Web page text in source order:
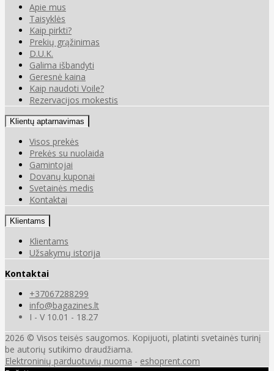
Apie mus
Taisyklės
Kaip pirkti?
Prekių grąžinimas
D.U.K.
Galima išbandyti
Geresnė kaina
Kaip naudoti Voile?
Rezervacijos mokestis
Klientų aptarnavimas
Visos prekės
Prekės su nuolaida
Gamintojai
Dovanų kuponai
Svetainės medis
Kontaktai
Klientams
Klientams
Užsakymų istorija
Kontaktai
+37067288299
info@bagazines.lt
I - V 10.01 - 18.27
2026 © Visos teisės saugomos. Kopijuoti, platinti svetainės turinį
be autorių sutikimo draudžiama.
Elektroninių parduotuvių nuoma - eshoprent.com